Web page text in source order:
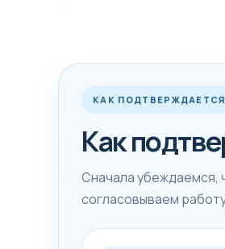
Узлы, электронику,
После ремонта
От
На срок влияет доступ
вслепую, а сначала
симптомам и модели
КАК
Как
Сначала убеждаемся,
согласовываем